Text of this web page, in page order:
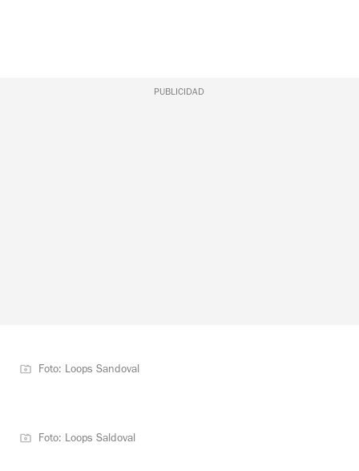
PUBLICIDAD
Foto: Loops Sandoval
Foto: Loops Saldoval